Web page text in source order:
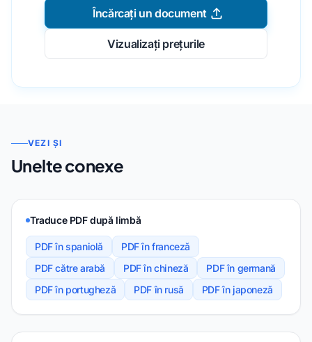
Încărcați un document
Vizualizați prețurile
VEZI ȘI
Unelte conexe
Traduce PDF după limbă
PDF în spaniolă
PDF în franceză
PDF către arabă
PDF în chineză
PDF în germană
PDF în portugheză
PDF în rusă PDF în japoneză